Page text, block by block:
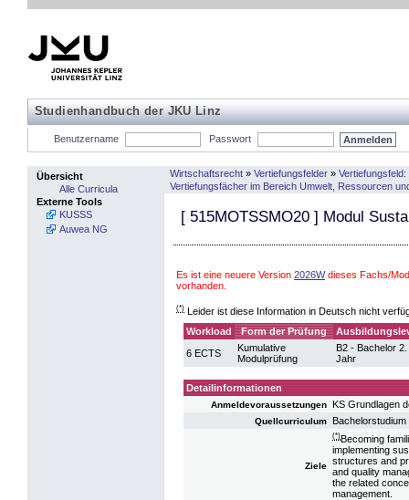
Studienhandbuch der JKU Linz
Benutzername Passwort
Übersicht
Alle Curricula
Externe Tools
KUSSS
Auwea NG
Wirtschaftsrecht » Vertiefungsfelder »
Vertiefungsfächer im Bereich Umwelt, Ressourcen
[ 515MOTSSMO20 ] Modul
Es ist eine neuere Version 2026Wdieses Fachs/
vorhanden.
(*) Leider ist diese Information in Deutsch nicht
Workload
Form der Prüfung
6 ECTS
Kumulative
Modulprüfung
B2 - Bachelor 2.
Jahr
Detailinformationen
Anmeldevoraussetzungen KS Grundlagen
Quellcurriculum
Ziele
(*)Becoming
implementing
structures and
and quality
the related
management.